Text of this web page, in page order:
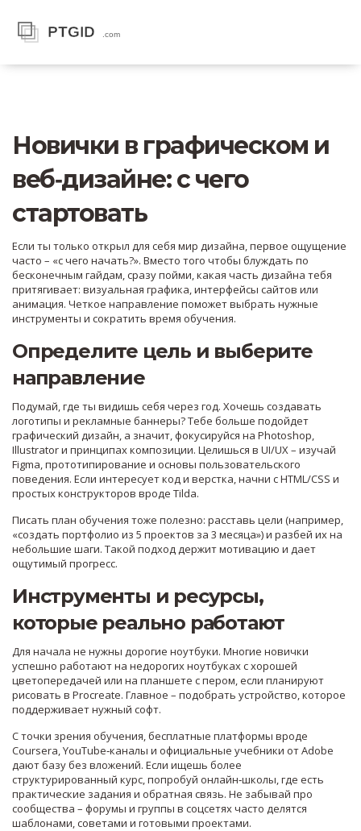
Новички в графическом и
веб‑дизайне: с чего
стартовать
Если ты только открыл для себя мир дизайна, первое ощущение
часто – «с чего начать?». Вместо того чтобы блуждать по
бесконечным гайдам, сразу пойми, какая часть дизайна тебя
притягивает: визуальная графика, интерфейсы сайтов или
анимация. Четкое направление поможет выбрать нужные
инструменты и сократить время обучения.
Определите цель и выберите
направление
Подумай, где ты видишь себя через год. Хочешь создавать
логотипы и рекламные баннеры? Тебе больше подойдет
графический дизайн, а значит, фокусируйся на Photoshop,
Illustrator и принципах композиции. Целишься в UI/UX – изучай
Figma, прототипирование и основы пользовательского
поведения. Если интересует код и верстка, начни с HTML/CSS и
простых конструкторов вроде Tilda.
Писать план обучения тоже полезно: расставь цели (например,
«создать портфолио из 5 проектов за 3 месяца») и разбей их на
небольшие шаги. Такой подход держит мотивацию и дает
ощутимый прогресс.
Инструменты и ресурсы,
которые реально работают
Для начала не нужны дорогие ноутбуки. Многие новички
успешно работают на недорогих ноутбуках с хорошей
цветопередачей или на планшете с пером, если планируют
рисовать в Procreate. Главное – подобрать устройство, которое
поддерживает нужный софт.
С точки зрения обучения, бесплатные платформы вроде
Coursera, YouTube‑каналы и официальные учебники от Adobe
дают базу без вложений. Если ищешь более
структурированный курс, попробуй онлайн‑школы, где есть
практические задания и обратная связь. Не забывай про
сообщества – форумы и группы в соцсетях часто делятся
шаблонами, советами и готовыми проектами.